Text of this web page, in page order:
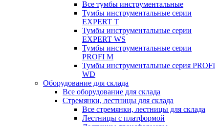
Все тумбы инструментальные
Тумбы инструментальные серии
EXPERT T
Тумбы инструментальные серии
EXPERT WS
Тумбы инструментальные серии
PROFI M
Тумбы инструментальные серия PROFI
WD
Оборудование для склада
Все оборудование для склада
Стремянки, лестницы для склада
Все стремянки, лестницы для склада
Лестницы с платформой